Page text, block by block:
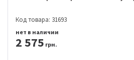
Код товара: 31693
2 575 грн.
нет в наличии